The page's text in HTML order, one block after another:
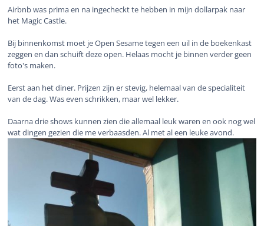
Airbnb was prima en na ingecheckt te hebben in mijn dollarpak naar
het Magic Castle.
Bij binnenkomst moet je Open Sesame tegen een uil in de boekenkast
zeggen en dan schuift deze open. Helaas mocht je binnen verder geen
foto's maken.
Eerst aan het diner. Prijzen zijn er stevig, helemaal van de specialiteit
van de dag. Was even schrikken, maar wel lekker.
Daarna drie shows kunnen zien die allemaal leuk waren en ook nog wel
wat dingen gezien die me verbaasden. Al met al een leuke avond.